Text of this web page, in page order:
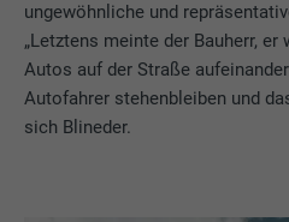
ungewöhnliche und
„Letztens meinte der Bauherr,
Autos auf der Straße
Autofahrer stehenbleiben und
sich Blineder.